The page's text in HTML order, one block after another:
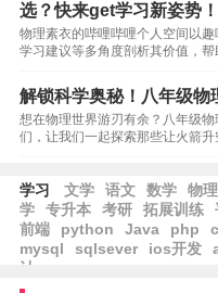
选？快来get学习新姿势！
物理素衣的哔哩哔哩个人空间以
学习建议等多角度剖析其价值，帮
解锁科学奥秘！八年级物
想在物理世界游刃有余？八年级
们，让我们一起探索那些让火箭
学习 文学 语文 数学 物理
学
专升本 考研 拓展训练
前端
python Java php
mysql
sqlsever ios开发
计